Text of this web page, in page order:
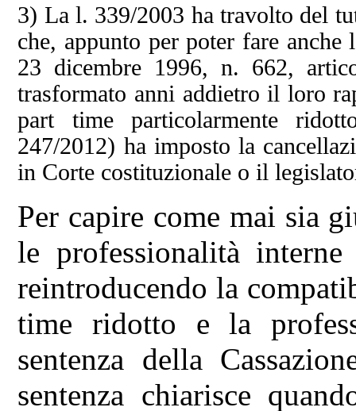
3) La l. 339/2003 ha travolto del
che, appunto per poter fare
23 dicembre 1996, n. 662,
trasformato anni addietro il loro
part time particolarmente
247/2012) ha imposto la
in Corte costituzionale o il
Per capire come mai sia
le professionalità
reintroducendo la
time ridotto e la
sentenza della
sentenza chiarisce